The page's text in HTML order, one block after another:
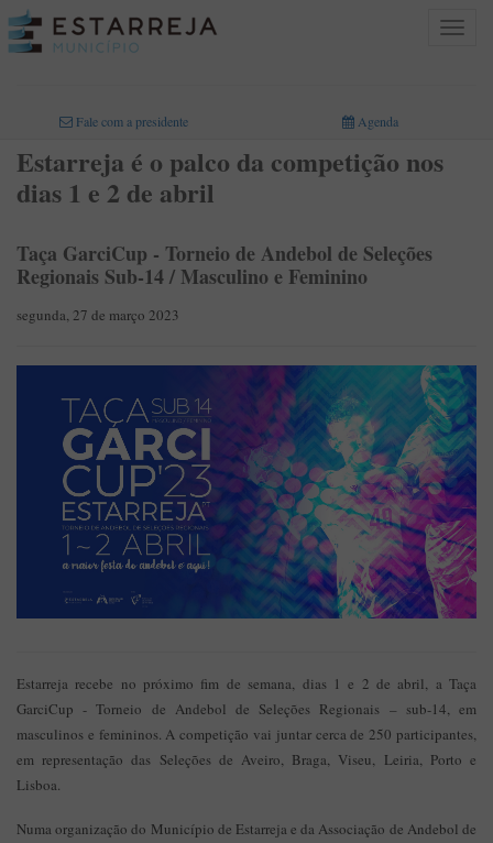
Toggle
Fale com a presidente Agenda
Estarreja é o palco da competição nos
dias 1 e 2 de abril
Taça GarciCup - Torneio de Andebol de Seleções
Regionais Sub-14 / Masculino e Feminino
segunda, 27 de março 2023
Estarreja recebe no próximo fim de semana, dias 1 e 2 de abril, a Taça
GarciCup - Torneio de Andebol de Seleções Regionais – sub-14, em
masculinos e femininos. A competição vai juntar cerca de 250 participantes,
em representação das Seleções de Aveiro, Braga, Viseu, Leiria, Porto e
Lisboa.
Numa organização do Município de Estarreja e da Associação de Andebol de